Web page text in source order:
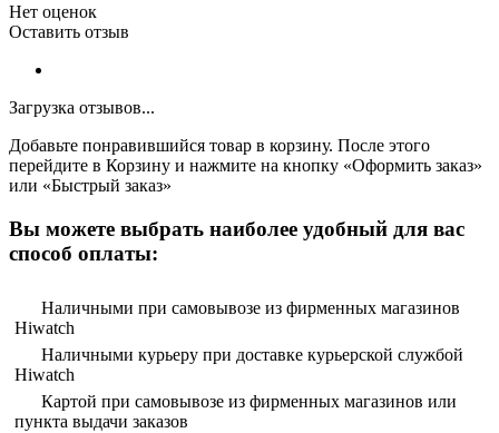
Нет оценок
Оставить отзыв
Загрузка отзывов...
Добавьте понравившийся товар в корзину. После этого
перейдите в Корзину и нажмите на кнопку «Оформить заказ»
или «Быстрый заказ»
Вы можете выбрать наиболее удобный для вас
способ оплаты:
Наличными при самовывозе из фирменных магазинов
Hiwatch
Наличными курьеру при доставке курьерской службой
Hiwatch
Картой при самовывозе из фирменных магазинов или
пункта выдачи заказов